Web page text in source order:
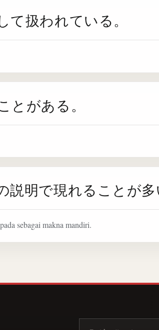
て扱われている。
とがある。
明で現れることが多
sebagai makna mandiri.